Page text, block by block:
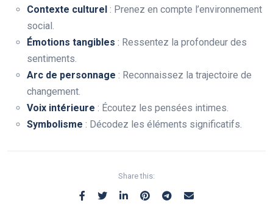
Contexte culturel : Prenez en compte l’environnement
social.
Émotions tangibles : Ressentez la profondeur des
sentiments.
Arc de personnage : Reconnaissez la trajectoire de
changement.
Voix intérieure : Écoutez les pensées intimes.
Symbolisme : Décodez les éléments significatifs.
Share this: